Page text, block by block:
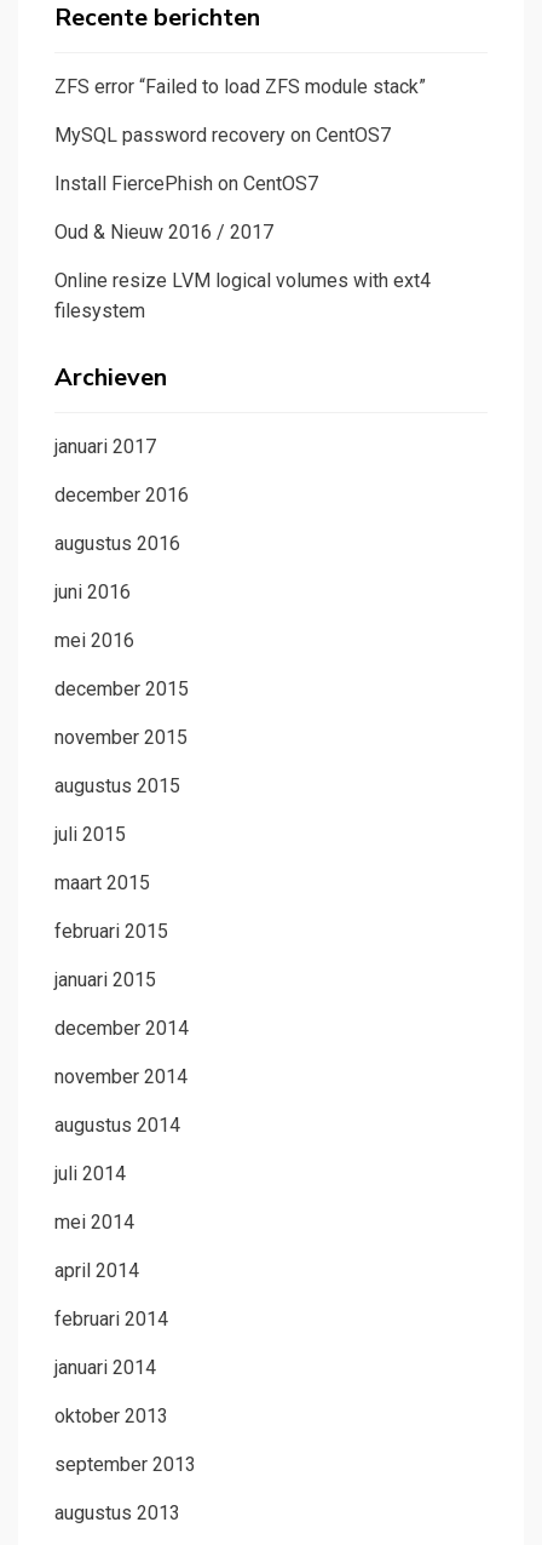
Recente berichten
ZFS error “Failed to load ZFS module stack”
MySQL password recovery on CentOS7
Install FiercePhish on CentOS7
Oud & Nieuw 2016 / 2017
Online resize LVM logical volumes with ext4
filesystem
Archieven
januari 2017
december 2016
augustus 2016
juni 2016
mei 2016
december 2015
november 2015
augustus 2015
juli 2015
maart 2015
februari 2015
januari 2015
december 2014
november 2014
augustus 2014
juli 2014
mei 2014
april 2014
februari 2014
januari 2014
oktober 2013
september 2013
augustus 2013